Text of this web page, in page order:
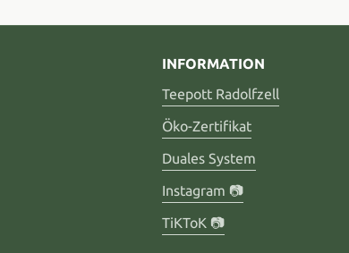
INFORMATION
Teepott Radolfzell
Öko-Zertifikat
Duales System
Instagram 📷
TiKToK 📷